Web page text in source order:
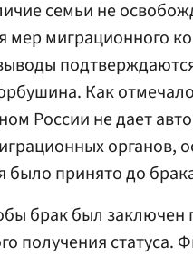
семьи не
мер миграционного
Как
России не дает
органов,
было принято до
брак был заключен
получения статуса.